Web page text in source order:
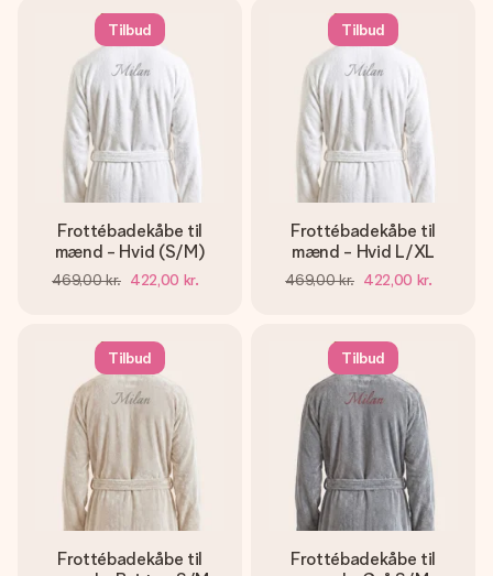
Tilbud
Frottébadekåbe til
mænd - Hvid (S/M)
469,00 kr. 422,00 kr.
Tilbud
Frottébadekåbe til
mænd - Hvid L/XL
469,00 kr. 422,00 kr.
Tilbud
Frottébadekåbe til
Tilbud
Frottébadekåbe til